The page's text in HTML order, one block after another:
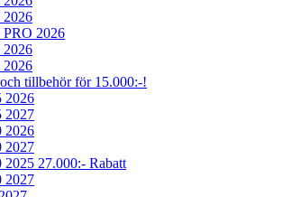
2026
PRO 2026
2026
2026
tillbehör för 15.000:-!
2026
2027
2026
2027
2025 27.000:- Rabatt
2027